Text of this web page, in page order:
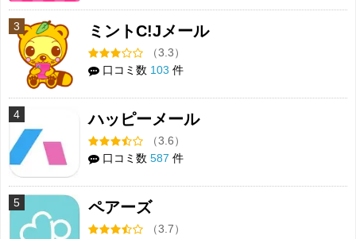
3 ミントC!Jメール
（3.3）
口コミ数 103 件
4 ハッピーメール
（3.6）
口コミ数 587 件
5 ペアーズ
（3.7）